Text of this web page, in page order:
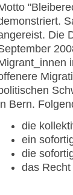
Die
Bern.
die
ein
die
das